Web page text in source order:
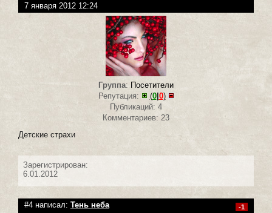
7 января 2012 12:24
Группа: Посетители
Репутация:
(0|0)
Публикаций: 4
Комментариев: 23
Детские страхи
Зарегистрирован:
6.01.2012
#4 написал: Тень неба -1